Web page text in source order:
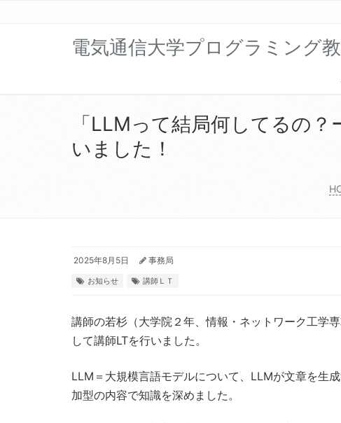
電気通信大学プログラミング
「LLMって結局何してるの
いました！
2025年8月5日 事務局
お知らせ 講師ＬＴ
講師の若杉（大学院２年、情報・ネットワーク工学
して講師LTを行いました。
LLM＝大規模言語モデルについて、LLMが文章を生
加型の内容で知識を深めました。